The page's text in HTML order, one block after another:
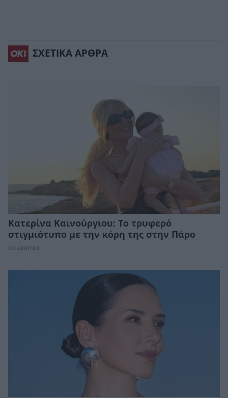
ΣΧΕΤΙΚΑ ΑΡΘΡΑ
Κατερίνα Καινούργιου: Το τρυφερό
στιγμιότυπο με την κόρη της στην Πάρο
CELEBRITIES